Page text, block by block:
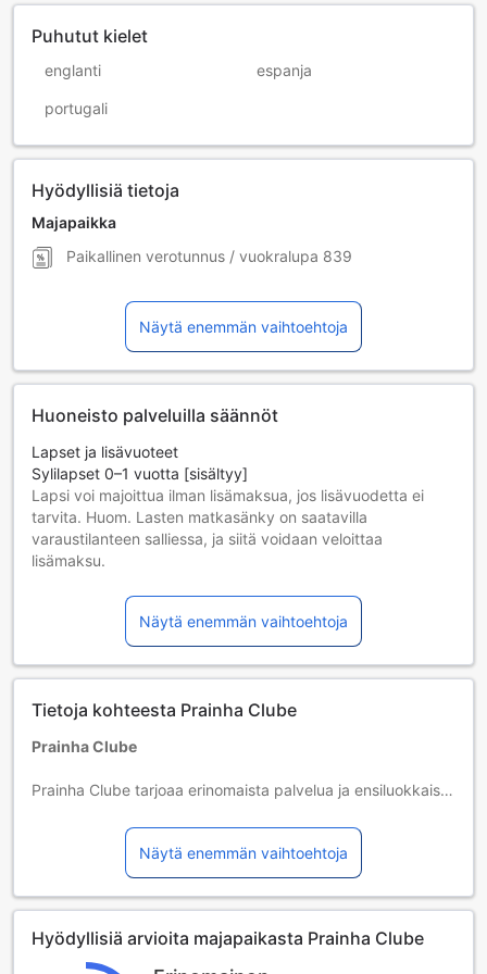
Puhutut kielet
englanti espanja
portugali
Hyödyllisiä tietoja
Majapaikka
Paikallinen verotunnus / vuokralupa 839
Näytä enemmän vaihtoehtoja
Huoneisto palveluilla säännöt
Lapset ja lisävuoteet
Sylilapset 0–1 vuotta [sisältyy]
Lapsi voi majoittua ilman lisämaksua, jos lisävuodetta ei
tarvita. Huom. Lasten matkasänky on saatavilla
varaustilanteen salliessa, ja siitä voidaan veloittaa
lisämaksu.
Käytettävä lisävuodetta
Yli 13-vuotiaat vieraat katsotaan aikuisiksi.
Lisävuoteiden saatavuus riippuu valitsemastasi huoneesta;
tarkista kunkin huoneen kohdalta huonekoko lisätietoa
Kun varaat enemmän kuin 5 huonetta, eri käytännöt ja
Näytä enemmän vaihtoehtoja
Tietoja kohteesta Prainha Clube
Prainha Clube
Prainha Clube tarjoaa erinomaista palvelua ja ensiluokkaiset
varmistamiseksi. Palveluja tarjoava huoneisto tarjoaa
maksuttoman wifin nopeaa ja vaivatonta yhteydenpitoa
varten. Lentokentältä on helppo päästä majoituspaikkaan
ja päinvastoin, sillä palveluja tarjoava huoneisto voi järjestää
järjestää autonvuokrauksen, jotta Alvor on helpompi tutkia
läpikotaisin. Palveluja tarjoava huoneisto tarjoaa
Näytä enemmän vaihtoehtoja
Hyödyllisiä arvioita majapaikasta Prainha Clube